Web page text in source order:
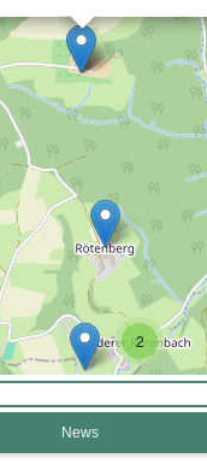
2
News